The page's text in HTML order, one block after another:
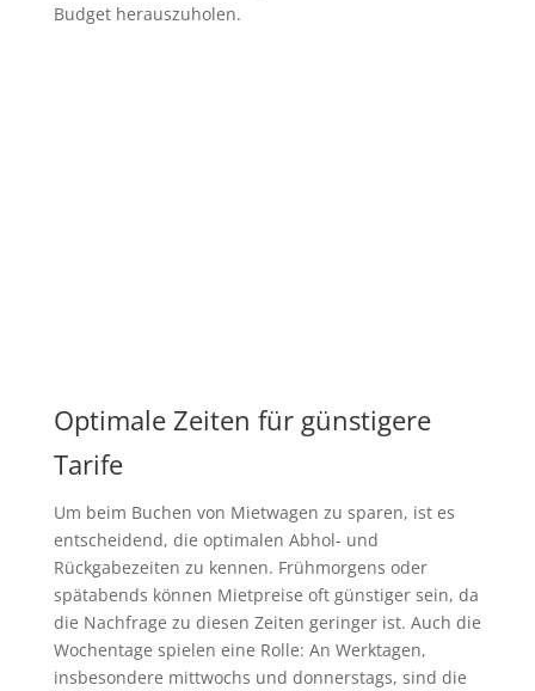
Budget herauszuholen.
Optimale Zeiten für günstigere
Tarife
Um beim Buchen von Mietwagen zu sparen, ist es
entscheidend, die optimalen Abhol- und
Rückgabezeiten zu kennen. Frühmorgens oder
spätabends können Mietpreise oft günstiger sein, da
die Nachfrage zu diesen Zeiten geringer ist. Auch die
Wochentage spielen eine Rolle: An Werktagen,
insbesondere mittwochs und donnerstags, sind die